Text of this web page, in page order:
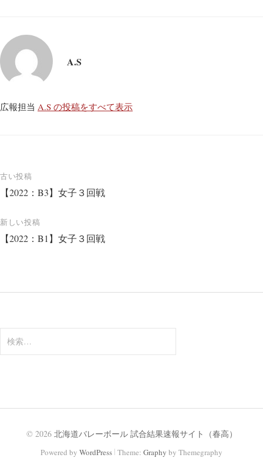
A.S
広報担当 A.S の投稿をすべて表示
投
稿
ナ
ビ
ゲ
古い投稿
【2022：B3】女子３回戦
新しい投稿
【2022：B1】女子３回戦
索:
© 2026 北海道バレーボール 試合結果速報サイト（春高）
Powered by WordPress | Theme: Graphy by Themegraphy